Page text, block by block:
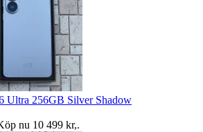
Ultra 256GB Silver Shadow
nu 10 499 kr,.